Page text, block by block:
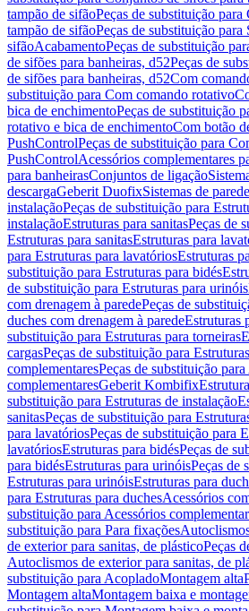
tampão de sifãoPeças de substituição
tampão de sifãoPeças de substituição para
sifãoAcabamentoPeças de substituição
de sifões para banheiras, d52Peças de
de sifões para banheiras, d52Com
substituição para Com comando rotativo
bica de enchimentoPeças de substituição
rotativo e bica de enchimentoCom botão
PushControlPeças de substituição para
PushControlAcessórios complementares
para banheirasConjuntos de ligação
descargaGeberit DuofixSistemas de parede
instalaçãoPeças de substituição para
instalaçãoEstruturas para sanitasPeças de
Estruturas para sanitasEstruturas para
para Estruturas para lavatóriosEstruturas
substituição para Estruturas para bidés
de substituição para Estruturas para urinóis
com drenagem à paredePeças de
duches com drenagem à paredeEstruturas
substituição para Estruturas para torneiras
cargasPeças de substituição para
complementaresPeças de substituição
complementaresGeberit Kombifix
substituição para Estruturas de instalação
sanitasPeças de substituição para
para lavatóriosPeças de substituição para
lavatóriosEstruturas para bidésPeças de
para bidésEstruturas para urinóisPeças de
Estruturas para urinóisEstruturas para
para Estruturas para duchesAcessórios
substituição para Acessórios
substituição para Para fixações
de exterior para sanitas, de plásticoPeças
Autoclismos de exterior para sanitas, de
substituição para AcopladoMontagem alta
Montagem altaMontagem baixa e